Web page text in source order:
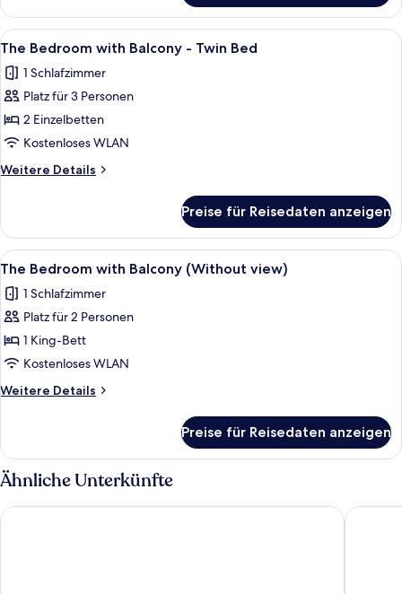
Bedroom
without
Bathtub
Adults
Only)
Alle
Fotos
für
The
Bedroom
with
Balcony
-
Bed
anzeigen
Ein Hotelzimmer mit zwei Betten,
3
The Bedroom with Balcony - Twin Bed
1 Schlafzimmer
Platz für 3 Personen
2 Einzelbetten
Kostenloses WLAN
Weitere Details
Weitere
Bedroom
with
Balcony
Twin
Bed
Preise für Reisedaten anzeigen
Alle
Fotos
für
The
Bedroom
with
Balcony
(Without
anzeigen
Ein geräumiges Schlafzimmer mit
4
The Bedroom with Balcony (Without view)
1 Schlafzimmer
Platz für 2 Personen
1 King-Bett
Kostenloses WLAN
Weitere Details
Weitere
Bedroom
with
Balcony
view)
Preise für Reisedaten anzeigen
Ähnliche Unterkünfte
THEE Vijit Lanna by TH District